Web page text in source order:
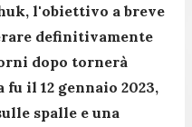
l'obiettivo a breve
definitivamente
dopo tornerà
il 12 gennaio 2023,
spalle e una